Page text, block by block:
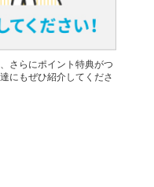
さらにポイント特典がつ
にもぜひ紹介してくださ